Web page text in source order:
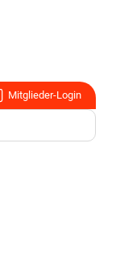
Mitglieder-Login